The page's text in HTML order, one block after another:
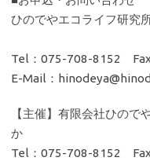
ひのでやエコライフ研究
Tel：075-708-8152
E-Mail：
【主催】有限会社ひの
か
Tel：075-708-8152